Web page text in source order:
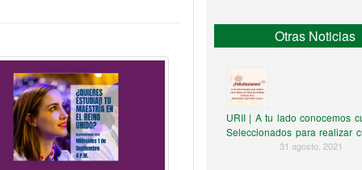
Navegación
entradas
Otras Noticias
URII | A tu lado conocemos
Seleccionados para realizar
chino en la UTadeo31 agosto, 2021